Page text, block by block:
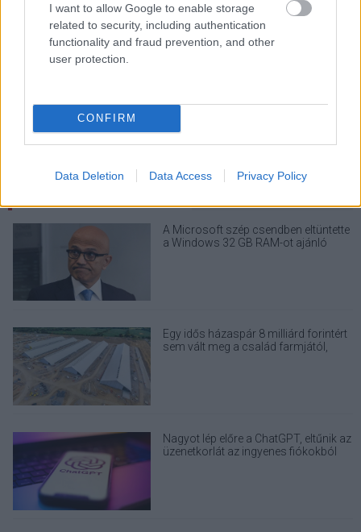
I want to allow Google to enable storage
related to security, including authentication
functionality and fraud prevention, and other
user protection.
CONFIRM
Data Deletion Data Access Privacy Policy
KÖVESS FACEBOOKON!
LEGOLVASOTTABBAK
A Microsoft szép csendben eltüntette
a Windows 32 GB RAM-ot ajánló
Egy idős házaspár 8 milliárd forintért
sem vált meg a család farmjától,
Nagyot lép előre a ChatGPT, eltűnik az
üzenetkorlát az ingyenes fiókokból